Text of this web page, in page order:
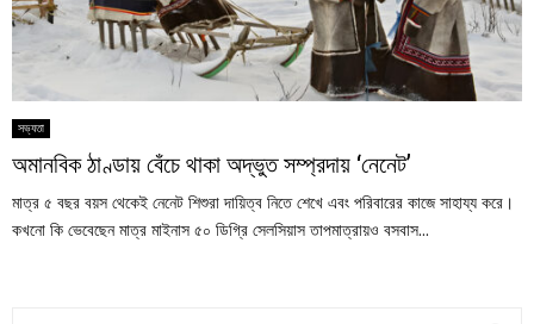
সভ্যতা
অমানবিক ঠাণ্ডায় বেঁচে থাকা অদ্ভুত সম্প্রদায় ‘নেনেট’
মাত্র ৫ বছর বয়স থেকেই নেনেট শিশুরা দায়িত্ব নিতে শেখে এবং পরিবারের কাজে সাহায্য করে।
কখনো কি ভেবেছেন মাত্র মাইনাস ৫০ ডিগ্রি সেলসিয়াস তাপমাত্রায়ও বসবাস...